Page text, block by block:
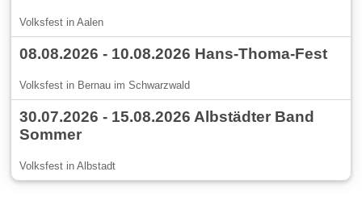
Volksfest in Aalen
08.08.2026 - 10.08.2026 Hans-Thoma-Fest
Volksfest in Bernau im Schwarzwald
30.07.2026 - 15.08.2026 Albstädter Band
Sommer
Volksfest in Albstadt